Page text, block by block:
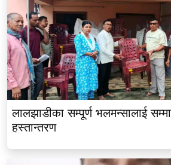
लालझाडीका सम्पूर्ण भलमन्सालाई
हस्तान्तरण